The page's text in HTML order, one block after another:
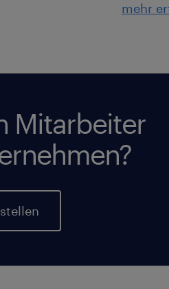
mehr
Mitarbeiter